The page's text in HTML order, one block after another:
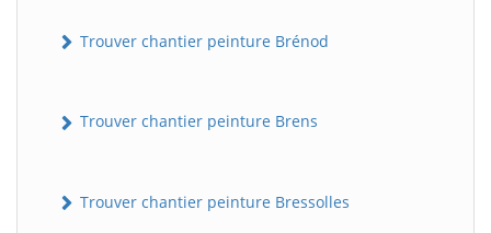
Trouver chantier peinture Brénod
Trouver chantier peinture Brens
Trouver chantier peinture Bressolles